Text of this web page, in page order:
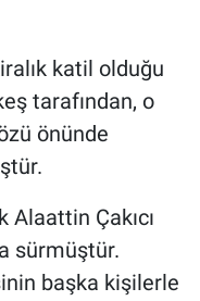
katil olduğu
tarafından, o
önünde
Çakıcı
sürmüştür.
başka kişilerle